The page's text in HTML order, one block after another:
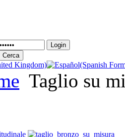
Login
Taglio su